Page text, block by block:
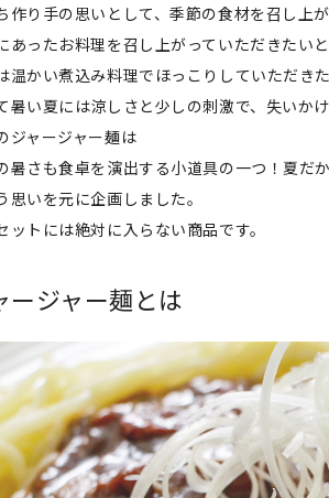
作り手の思いとして、季節の食材を召し上
あったお料理を召し上がっていただきたい
温かい煮込み料理でほっこりしていただきた
暑い夏には涼しさと少しの刺激で、失いか
ジャージャー麺は
暑さも食卓を演出する小道具の一つ！夏だ
思いを元に企画しました。
ットには絶対に入らない商品です。
ージャー麺とは